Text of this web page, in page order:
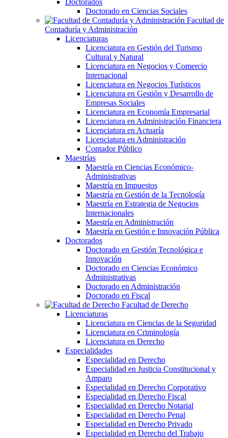
Doctorados
Doctorado en Ciencias Sociales
Facultad de
Contaduría y Administración
Licenciaturas
Licenciatura en Gestión del Turismo
Cultural y Natural
Licenciatura en Negocios y Comercio
Internacional
Licenciatura en Negocios Turísticos
Licenciatura en Gestión y Desarrollo de
Empresas Sociales
Licenciatura en Economía Empresarial
Licenciatura en Administración Financiera
Licenciatura en Actuaría
Licenciatura en Administración
Contador Público
Maestrías
Maestría en Ciencias Económico-
Administrativas
Maestría en Impuestos
Maestría en Gestión de la Tecnología
Maestría en Estrategia de Negocios
Internacionales
Maestría en Administración
Maestría en Gestión e Innovación Pública
Doctorados
Doctorado en Gestión Tecnológica e
Innovación
Doctorado en Ciencias Económico
Administrativas
Doctorado en Administración
Doctorado en Fiscal
Facultad de Derecho
Licenciaturas
Licenciatura en Ciencias de la Seguridad
Licenciatura en Criminología
Licenciatura en Derecho
Especialidades
Especialidad en Derecho
Especialidad en Justicia Constitucional y
Amparo
Especialidad en Derecho Corporativo
Especialidad en Derecho Fiscal
Especialidad en Derecho Notarial
Especialidad en Derecho Penal
Especialidad en Derecho Privado
Especialidad en Derecho del Trabajo